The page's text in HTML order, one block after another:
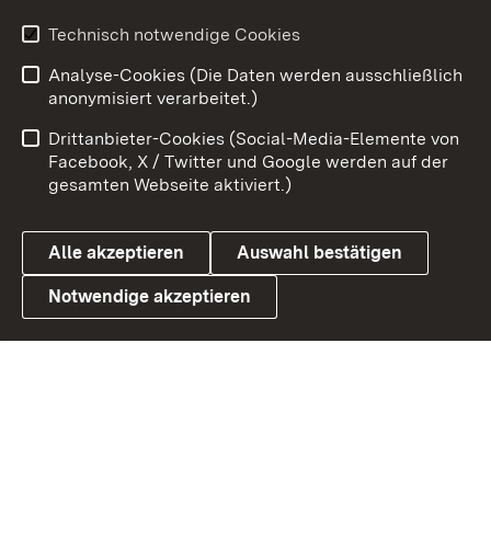
Youtube
Link zum Landesportal
Benutzungshinweise
Barrierefreiheit
Datenschutz
Cookies
Technisch notwendige Cookies
Analyse-Cookies (Die Daten werden ausschließlich
anonymisiert verarbeitet.)
Drittanbieter-Cookies (Social-Media-Elemente von
Facebook, X / Twitter und Google werden auf der
gesamten Webseite aktiviert.)
Alle akzeptieren Auswahl bestätigen
Notwendige akzeptieren